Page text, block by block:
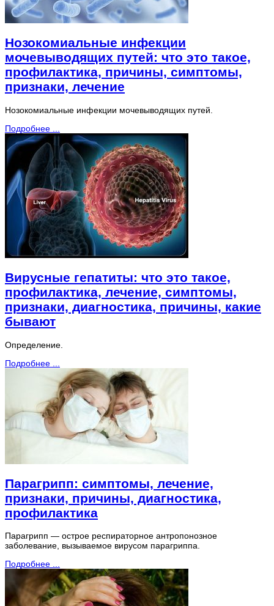
Нозокомиальные инфекции
мочевыводящих путей: что это такое,
профилактика, причины, симптомы,
признаки, лечение
Нозокомиальные инфекции мочевыводящих путей.
Подробнее ...
Вирусные гепатиты: что это такое,
профилактика, лечение, симптомы,
признаки, диагностика, причины, какие
бывают
Определение.
Подробнее ...
Парагрипп: симптомы, лечение,
признаки, причины, диагностика,
профилактика
Парагрипп — острое респираторное антропонозное
заболевание, вызываемое вирусом парагриппа.
Подробнее ...